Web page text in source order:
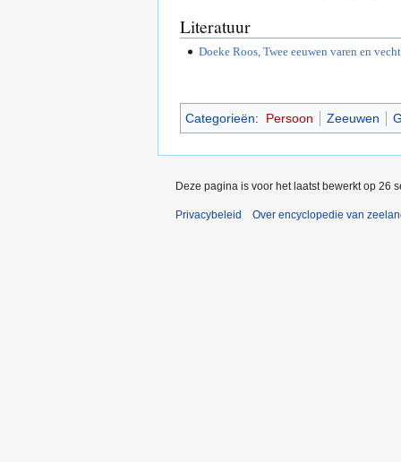
Literatuur
Doeke Roos, Twee eeuwen varen en
Categorieën: Persoon Zeeuwen
Deze pagina is voor het laatst bewerkt op 26
Privacybeleid Over encyclopedie van